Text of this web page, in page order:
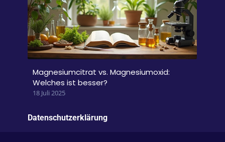
Magnesiumcitrat vs. Magnesiumoxid:
Welches ist besser?
18 Juli 2025
Datenschutzerklärung